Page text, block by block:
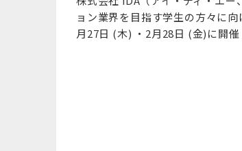
ョン業界を目指す学生の方々に
月27日 (木) ・2月28日 (金)に開催